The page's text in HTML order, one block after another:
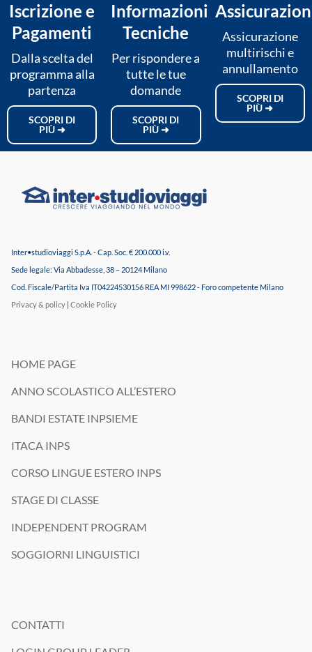
Iscrizione e
Pagamenti
Dalla scelta del
programma alla
partenza
SCOPRI DI
PIÙ ➜
Informazioni
Tecniche
Per rispondere a
tutte le tue
domande
SCOPRI DI
PIÙ ➜
Assicurazione
multirischi e
annullamento
SCOPRI DI
PIÙ ➜
Inter•studioviaggi S.p.A. - Cap. Soc. € 200.000 i.v.
Sede legale: Via Abbadesse, 38 – 20124 Milano
Cod. Fiscale/Partita Iva IT04224530156 REA MI 998622 - Foro competente Milano
Privacy & policy Cookie Policy
HOME PAGE
ANNO SCOLASTICO ALL’ESTERO
BANDI ESTATE INPSIEME
ITACA INPS
CORSO LINGUE ESTERO INPS
STAGE DI CLASSE
INDEPENDENT PROGRAM
SOGGIORNI LINGUISTICI
CONTATTI